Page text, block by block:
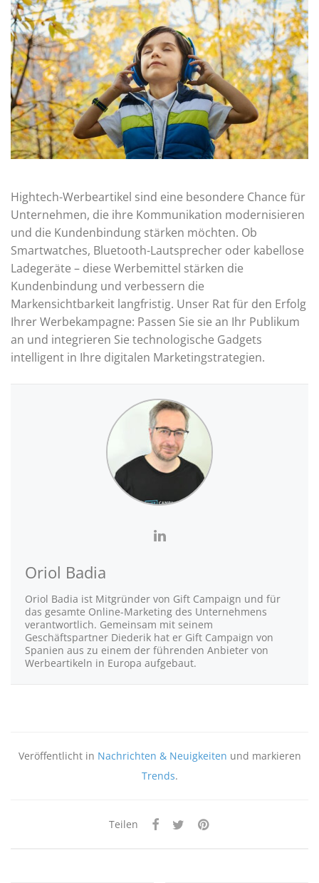
Hightech-Werbeartikel sind eine besondere Chance für
Unternehmen, die ihre Kommunikation modernisieren
und die Kundenbindung stärken möchten. Ob
Smartwatches, Bluetooth-Lautsprecher oder kabellose
Ladegeräte – diese Werbemittel stärken die
Kundenbindung und verbessern die
Markensichtbarkeit langfristig. Unser Rat für den Erfolg
Ihrer Werbekampagne: Passen Sie sie an Ihr Publikum
an und integrieren Sie technologische Gadgets
intelligent in Ihre digitalen Marketingstrategien.
Oriol Badia
Oriol Badia ist Mitgründer von Gift Campaign und für
das gesamte Online-Marketing des Unternehmens
verantwortlich. Gemeinsam mit seinem
Geschäftspartner Diederik hat er Gift Campaign von
Spanien aus zu einem der führenden Anbieter von
Werbeartikeln in Europa aufgebaut.
Veröffentlicht in Nachrichten & Neuigkeiten und markieren
Trends.
Teilen